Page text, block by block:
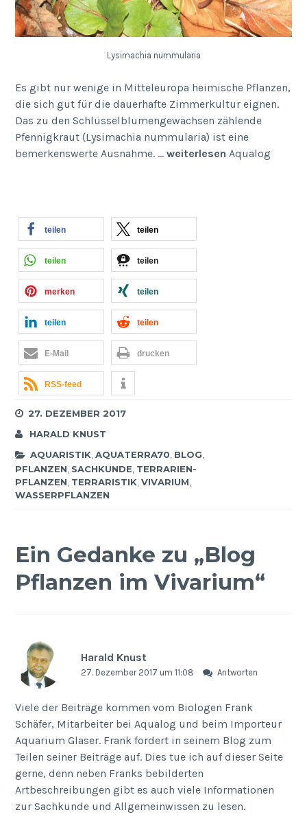
Lysimachia nummularia
Es gibt nur wenige in Mitteleuropa heimische Pflanzen,
die sich gut für die dauerhafte Zimmerkultur eignen.
Das zu den Schlüsselblumengewächsen zählende
Pfennigkraut (Lysimachia nummularia) ist eine
bemerkenswerte Ausnahme. …weiterlesen Aqualog
teilen teilen
teilen teilen
merken teilen
teilen teilen
E-Mail drucken
RSS-feed
27. DEZEMBER 2017
HARALD KNUST
AQUARISTIK,AQUATERRA70, BLOG,
PFLANZEN SACHKUNDE TERRARIEN-
PFLANZEN TERRARISTIK ,VIVARIUM
WASSERPFLANZEN
Ein Gedanke zu „Blog
Pflanzen im Vivarium“
Harald Knust
27. Dezember 2017 um 11:08 Antworten
Viele der Beiträge kommen vom Biologen Frank
Schäfer, Mitarbeiter bei Aqualog und beim Importeur
Aquarium Glaser. Frank fordert in seinem Blog zum
Teilen seiner Beiträge auf. Dies tue ich auf dieser Seite
gerne, denn neben Franks bebilderten
Artbeschreibungen gibt es auch viele Informationen
zur Sachkunde und Allgemeinwissen zu lesen.